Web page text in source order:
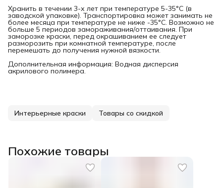
Хранить в течении 3-х лет при температуре 5-35°C (в
заводской упаковке). Транспортировка может занимать не
более месяца при температуре не ниже -35°C. Возможно не
больше 5 периодов замораживания/оттаивания. При
заморозке краски, перед окрашиванием ее следует
разморозить при комнатной температуре, после
перемешать до получения нужной вязкости.
Дополнительная информация: Водная дисперсия
акрилового полимера.
Интерьерные краски Товары со скидкой
Похожие товары